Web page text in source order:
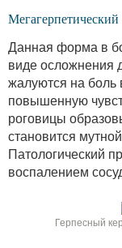
Мегагерпетический
Данная форма в
виде осложнения
жалуются на боль
повышенную
роговицы
становится
Патологический
воспалением
Герпесный